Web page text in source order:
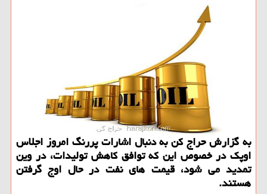
به گزارش حراج كن به دنبال اشارات پررنگ امروز اجلاس
اوپك در خصوص این كه توافق كاهش تولیدات، در وین
تمدید می شود، قیمت های نفت در حال اوج گرفتن
هستند.